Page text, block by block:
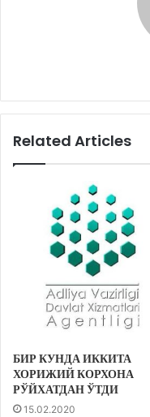
Related Articles
БИР КУНДА ИККИТА
ХОРИЖИЙ КОРХОНА
РЎЙХАТДАН ЎТДИ
15.02.2020